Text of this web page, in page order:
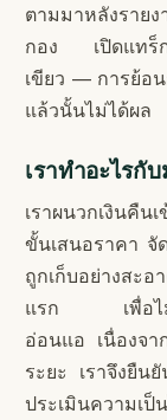
ตามมาหลังราย
กอง เปิดแทร็ก
เขียว — การย้อ
แล้วนั้นไม่ได้ผล
เราทำอะไรกั
เราผนวกเงินคืน
ขั้นเสนอราคา จั
ถูกเก็บอย่างสะ
แรก เพื่อไม่ให้
อ่อนแอ เนื่องจ
ระยะ เราจึงยืน
ประเมินความเ